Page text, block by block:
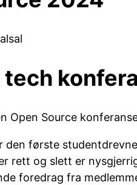
Open Source
den første
rett og slett er
foredrag fra